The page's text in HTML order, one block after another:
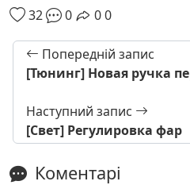
32
0 00
Попередній запис
[Тюнинг] Новая ручка
Наступний запис
[Свет] Регулировка фар
Коментарі